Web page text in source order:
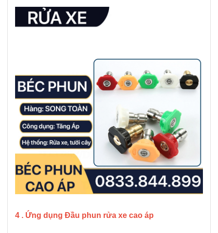
4 . Ứng dụng Đầu phun rửa xe cao áp